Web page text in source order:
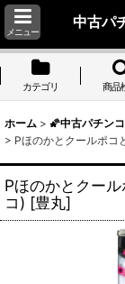
メニュー
中古パ
カテゴリ 商品
ホーム > 🌠中古パチンコ
> Pほのかとクールポコ
Pほのかとクー
コ) [豊丸]